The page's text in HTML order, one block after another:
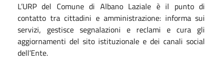
L’URP del Comune di Albano Laziale è il punto di
contatto tra cittadini e amministrazione: informa sui
servizi, gestisce segnalazioni e reclami e cura gli
aggiornamenti del sito istituzionale e dei canali social
dell’Ente.